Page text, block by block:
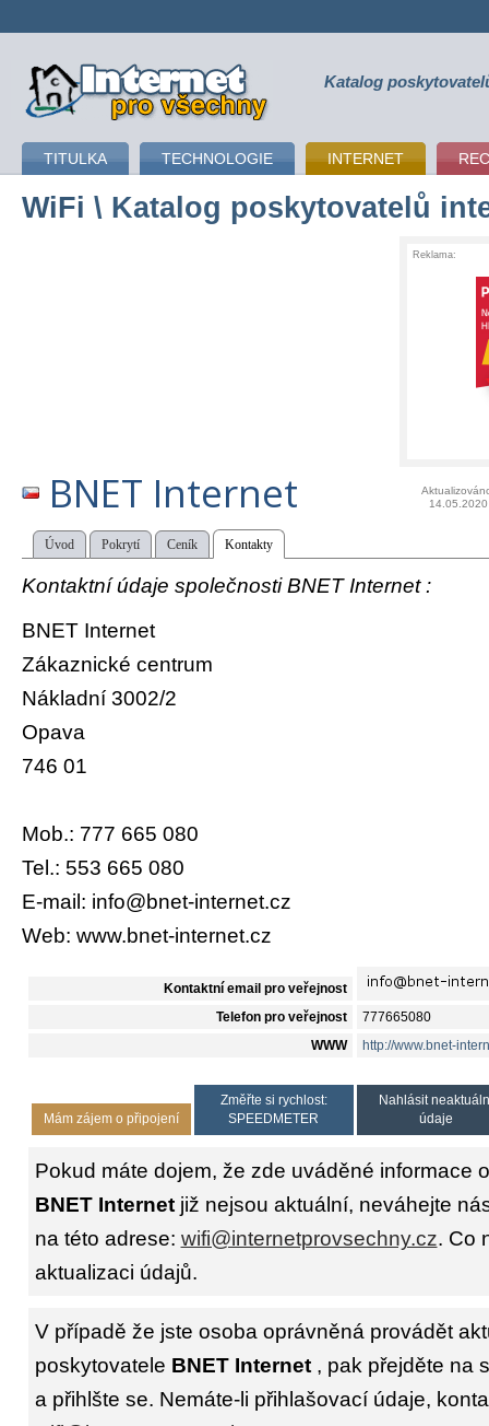
připojení k internetu Katalog
TITULKA TECHNOLOGIE INTERNET
WiFi \ Katalog poskytovatelů
Reklama:
BNET Internet
14.05.2020
Úvod Pokrytí Ceník Kontakty
Kontaktní údaje společnosti BNET Internet :
BNET Internet
Zákaznické centrum
Nákladní 3002/2
Opava
746 01
Mob.: 777 665 080
Tel.: 553 665 080
E-mail: info@bnet-internet.cz
Web: www.bnet-internet.cz
Kontaktní email pro veřejnost
Telefon pro veřejnost 777665080
WWW http://www.bnet-
Mám zájem o připojení
Změřte si rychlost:
SPEEDMETER
Nahlásit
údaje
Pokud máte dojem, že zde uváděné informace
BNET Internet již nejsou aktuální, neváhejte
na této adrese: wifi@internetprovsechny.cz. Co
aktualizaci údajů.
V případě že jste osoba oprávněná provádět
poskytovatele BNET Internet , pak přejděte na
a přihlšte se. Nemáte-li přihlašovací údaje,